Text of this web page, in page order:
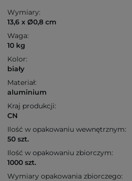
Wymiary:
13,6 x Ø0,8 cm
Waga:
10 kg
Kolor:
biały
Materiał:
aluminium
Kraj produkcji:
CN
Ilość w opakowaniu wewnętrznym:
50 szt.
Ilość w opakowaniu zbiorczym:
1000 szt.
Wymiary opakowania zbiorczego: